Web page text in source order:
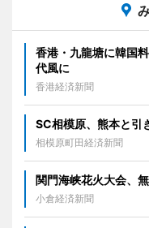
香港・九龍塘に韓国
代風に
香港経済新聞
SC相模原、熊本と
相模原町田経済新聞
関門海峡花火大会、
小倉経済新聞